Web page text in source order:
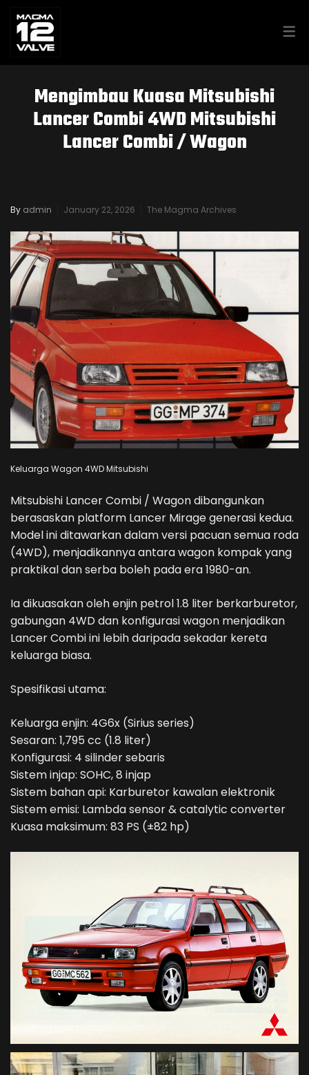
MAGMA GARAGE – PROTON
SAGA LMST 2007
2014
PROTON HAYNES SERVICE &
REPAIR MANUAL
Mengimbau Kuasa Mitsubishi
Lancer Combi 4WD Mitsubishi
Lancer Combi / Wagon
By admin January 22, 2026 The Magma Archives
Keluarga Wagon 4WD Mitsubishi
Mitsubishi Lancer Combi / Wagon dibangunkan
berasaskan platform Lancer Mirage generasi kedua.
Model ini ditawarkan dalam versi pacuan semua roda
(4WD), menjadikannya antara wagon kompak yang
praktikal dan serba boleh pada era 1980-an.
Ia dikuasakan oleh enjin petrol 1.8 liter berkarburetor,
gabungan 4WD dan konfigurasi wagon menjadikan
Lancer Combi ini lebih daripada sekadar kereta
keluarga biasa.
Spesifikasi utama:
Keluarga enjin: 4G6x (Sirius series)
Sesaran: 1,795 cc (1.8 liter)
Konfigurasi: 4 silinder sebaris
Sistem injap: SOHC, 8 injap
Sistem bahan api: Karburetor kawalan elektronik
Sistem emisi: Lambda sensor & catalytic converter
Kuasa maksimum: 83 PS (±82 hp)